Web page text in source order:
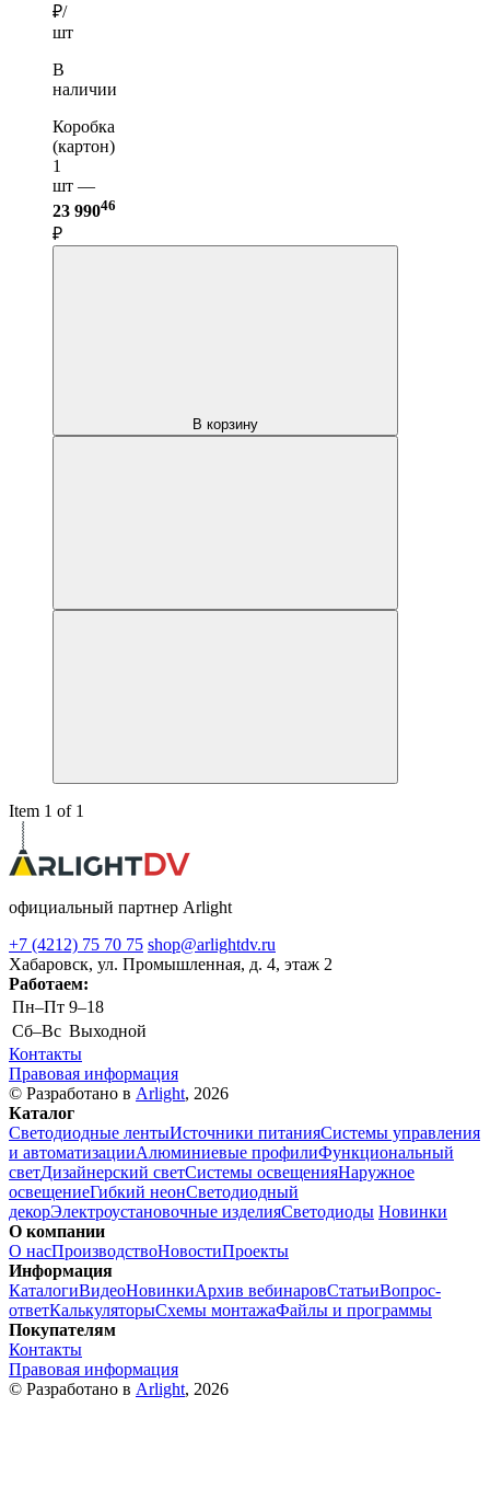
₽/
шт
В
наличии
Коробка
(картон)
1
шт —
23 99046
₽
В корзину
Item 1 of 1
официальный партнер Arlight
+7 (4212) 75 70 75 shop@arlightdv.ru
Хабаровск, ул. Промышленная, д. 4, этаж 2
Работаем:
Пн–Пт 9–18
Cб–Вс Выходной
Контакты
Правовая информация
© Разработано в Arlight, 2026
Каталог
Светодиодные лентыИсточники питанияСистемы управления
и автоматизацииАлюминиевые профилиФункциональный
светДизайнерский светСистемы освещенияНаружное
освещениеГибкий неонСветодиодный
декорЭлектроустановочные изделияСветодиоды Новинки
О компании
О насПроизводствоНовостиПроекты
Информация
КаталогиВидеоНовинкиАрхив вебинаровСтатьиВопрос-
ответКалькуляторыСхемы монтажаФайлы и программы
Покупателям
Контакты
Правовая информация
© Разработано в Arlight, 2026